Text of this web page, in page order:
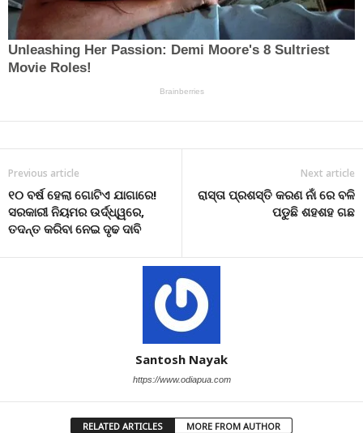
Previous article
୧୦ ବର୍ଷ ହେଲା ଗୋଟିଏ ଯାଗାରେ!
ସରକାରୀ ନିୟମର ଉର୍ଦ୍ଧ୍ୱରେ,
ତଦନ୍ତ କରିବା ନେଇ ଦୃଢ ଦାବି
Next article
ରାସ୍ତା ପ୍ରଶସ୍ତି କରଣ ନାଁ ରେ ବଳି
ପଡୁଛି ଶହଶହ ଗଛ
Santosh Nayak
https://www.odiapua.com
RELATED ARTICLES MORE FROM AUTHOR